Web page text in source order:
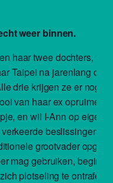
weer binnen.
haar twee dochters,
Taipei na jarenlang op
drie krijgen ze er nogal
van haar ex opruimen
en wil I-Ann op eigen
beslissingen.
grootvader
mag gebruiken,
plotseling te